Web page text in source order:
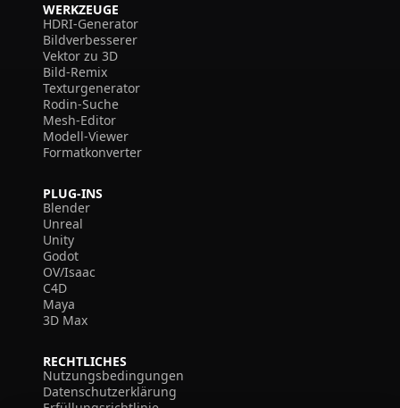
WERKZEUGE
HDRI-Generator
Bildverbesserer
Vektor zu 3D
Bild-Remix
Texturgenerator
Rodin-Suche
Mesh-Editor
Modell-Viewer
Formatkonverter
PLUG-INS
Blender
Unreal
Unity
Godot
OV/Isaac
C4D
Maya
3D Max
RECHTLICHES
Nutzungsbedingungen
Datenschutzerklärung